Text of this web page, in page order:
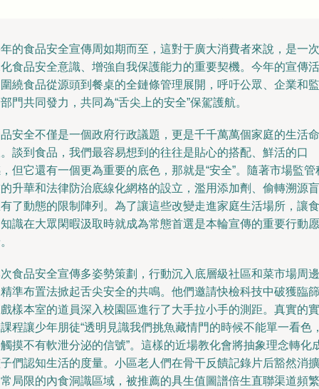
的食品安全宣傳周如期而至，這對于廣大消費者來說，是一次
食品安全意識、增強自我保護能力的重要契機。今年的宣傳活
繞食品從源頭到餐桌的全鏈條管理展開，呼吁公眾、企業和監
門共同發力，共同為“舌尖上的安全”保駕護航。
安全不僅是一個政府行政議題，更是千千萬萬個家庭的生活命
談到食品，我們最容易想到的往往是貼心的搭配、鮮活的口
但它還有一個更為重要的底色，那就是“安全”。隨著市場監管
升華和法律防治底線化網格的設立，濫用添加劑、偷轉溯源盲
了動態的限制陣列。為了讓這些改變走進家庭生活場所，讓食
識在大眾閑暇汲取時就成為常態首選是本輪宣傳的重要行動愿
食品安全宣傳多姿勢策劃，行動沉入底層級社區和菜市場周邊
準布置法掀起舌尖安全的共鳴。他們邀請快檢科技中破獲臨篩
樣本室的道員深入校園區進行了大手拉小手的測距。真實的實
程讓少年朋徒“透明見識我們挑魚藏情門的時候不能單一看色
摸不有軟泄分泌的信號”。這樣的近場教化會將抽象理念轉化
們認知生活的度量。小區老人們在骨干反饋記錄片后豁然消擴
局限的內食洞識區域，被推薦的具生值圖譜倍生直聯渠道頻繁